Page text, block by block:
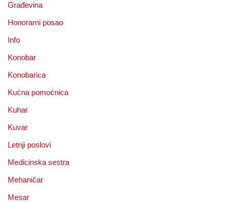
Građevina
Honorarni posao
Info
Konobar
Konobarica
Kućna pomoćnica
Kuhar
Kuvar
Letnji poslovi
Medicinska sestra
Mehaničar
Mesar